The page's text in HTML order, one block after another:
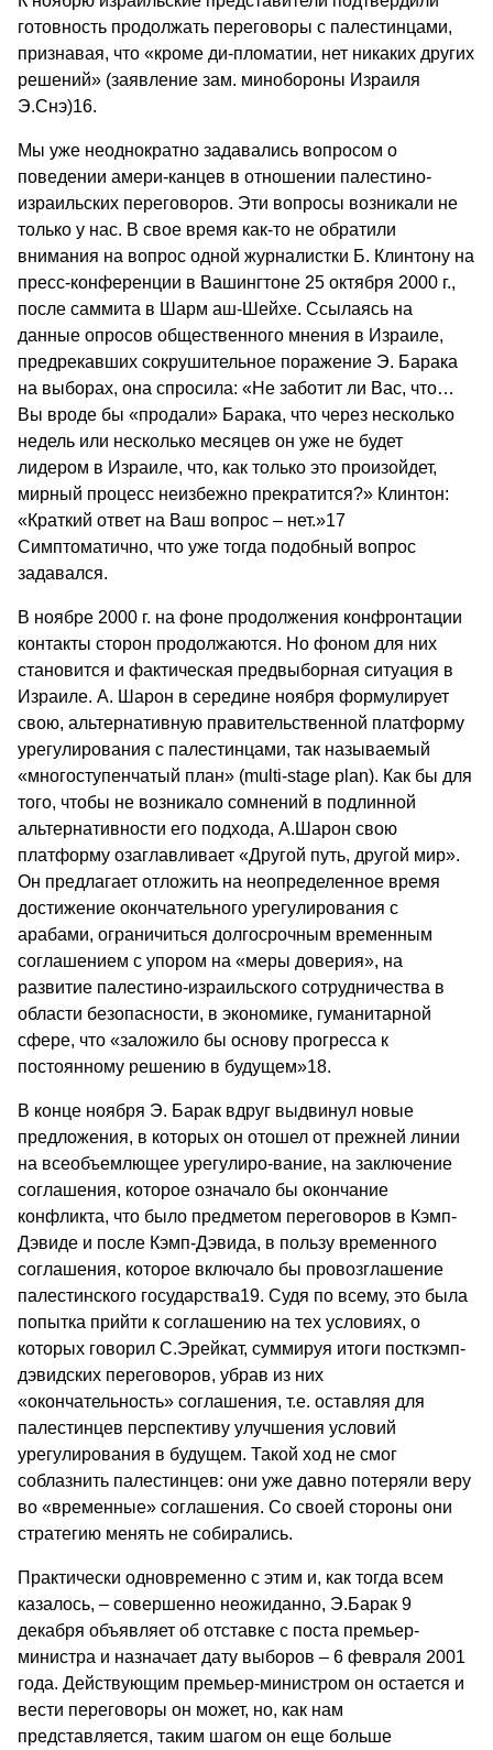
готовность продолжать переговоры с палестинцами,
признавая, что «кроме ди-пломатии, нет никаких других
решений» (заявление зам. минобороны Израиля
Э.Снэ)16.
Мы уже неоднократно задавались вопросом о
поведении амери-канцев в отношении палестино-
израильских переговоров. Эти вопросы возникали не
только у нас. В свое время как-то не обратили
внимания на вопрос одной журналистки Б. Клинтону на
пресс-конференции в Вашингтоне 25 октября 2000 г.,
после саммита в Шарм аш-Шейхе. Ссылаясь на
данные опросов общественного мнения в Израиле,
предрекавших сокрушительное поражение Э. Барака
на выборах, она спросила: «Не заботит ли Вас, что…
Вы вроде бы «продали» Барака, что через несколько
недель или несколько месяцев он уже не будет
лидером в Израиле, что, как только это произойдет,
мирный процесс неизбежно прекратится?» Клинтон:
«Краткий ответ на Ваш вопрос – нет.»17
Симптоматично, что уже тогда подобный вопрос
задавался.
В ноябре 2000 г. на фоне продолжения конфронтации
контакты сторон продолжаются. Но фоном для них
становится и фактическая предвыборная ситуация в
Израиле. А. Шарон в середине ноября формулирует
свою, альтернативную правительственной платформу
урегулирования с палестинцами, так называемый
«многоступенчатый план» (multi-stage plan). Как бы для
того, чтобы не возникало сомнений в подлинной
альтернативности его подхода, А.Шарон свою
платформу озаглавливает «Другой путь, другой мир».
Он предлагает отложить на неопределенное время
достижение окончательного урегулирования с
арабами, ограничиться долгосрочным временным
соглашением с упором на «меры доверия», на
развитие палестино-израильского сотрудничества в
области безопасности, в экономике, гуманитарной
сфере, что «заложило бы основу прогресса к
постоянному решению в будущем»18.
В конце ноября Э. Барак вдруг выдвинул новые
предложения, в которых он отошел от прежней линии
на всеобъемлющее урегулиро-вание, на заключение
соглашения, которое означало бы окончание
конфликта, что было предметом переговоров в Кэмп-
Дэвиде и после Кэмп-Дэвида, в пользу временного
соглашения, которое включало бы провозглашение
палестинского государства19. Судя по всему, это была
попытка прийти к соглашению на тех условиях, о
которых говорил С.Эрейкат, суммируя итоги посткэмп-
дэвидских переговоров, убрав из них
«окончательность» соглашения, т.е. оставляя для
палестинцев перспективу улучшения условий
урегулирования в будущем. Такой ход не смог
соблазнить палестинцев: они уже давно потеряли веру
во «временные» соглашения. Со своей стороны они
стратегию менять не собирались.
Практически одновременно с этим и, как тогда всем
казалось, – совершенно неожиданно, Э.Барак 9
декабря объявляет об отставке с поста премьер-
министра и назначает дату выборов – 6 февраля 2001
года. Действующим премьер-министром он остается и
вести переговоры он может, но, как нам
представляется, таким шагом он еще больше